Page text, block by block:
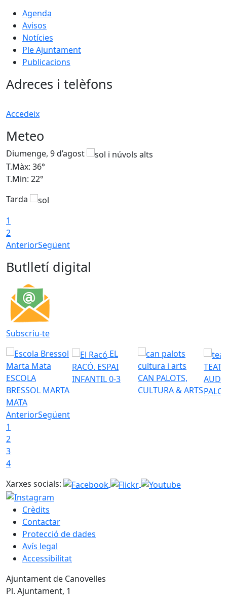
Agenda
Avisos
Notícies
Ple Ajuntament
Publicacions
Adreces i telèfons
Accedeix
Meteo
Diumenge, 9 d’agost
T.Màx: 36°
T.Min: 22°
Tarda
1
2
AnteriorSegüent
Butlletí digital
Subscriu-te
ESCOLA
BRESSOL MARTA
MATA
EL
RACÓ. ESPAI
INFANTIL 0-3
CAN PALOTS,
CULTURA & ARTS
AnteriorSegüent
1
2
3
4
Xarxes socials:
Crèdits
Contactar
Protecció de dades
Avís legal
Accessibilitat
Ajuntament de Canovelles
Pl. Ajuntament, 1